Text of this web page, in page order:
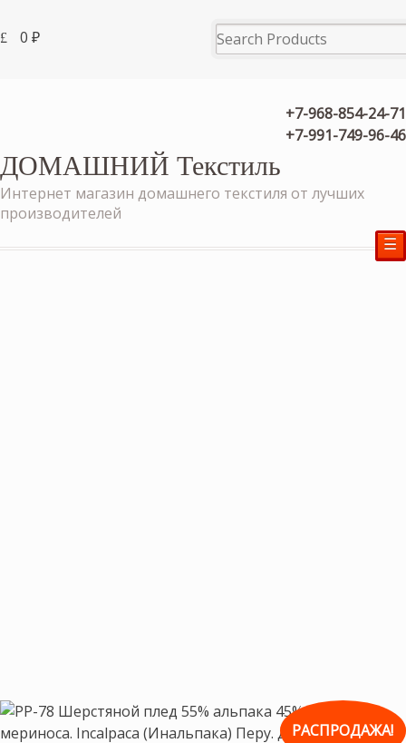
0 ₽
+7-968-854-24-71
+7-991-749-96-46
ДОМАШНИЙ Текстиль
Интернет магазин домашнего текстиля от лучших
производителей
☰
РАСПРОДАЖА!